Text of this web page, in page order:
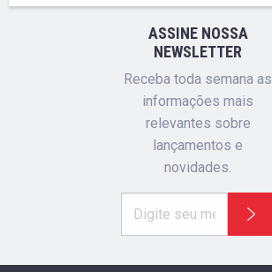
ASSINE NOSSA
NEWSLETTER
Receba toda semana as
informações mais
relevantes sobre
lançamentos e
novidades.